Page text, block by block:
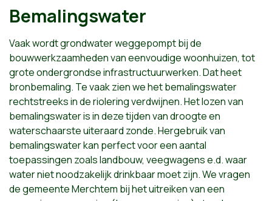
Bemalingswater
Vaak wordt grondwater weggepompt bij de
bouwwerkzaamheden van eenvoudige woonhuizen, tot
grote ondergrondse infrastructuurwerken. Dat heet
bronbemaling. Te vaak zien we het bemalingswater
rechtstreeks in de riolering verdwijnen. Het lozen van
bemalingswater is in deze tijden van droogte en
waterschaarste uiteraard zonde. Hergebruik van
bemalingswater kan perfect voor een aantal
toepassingen zoals landbouw, veegwagens e.d. waar
water niet noodzakelijk drinkbaar moet zijn. We vragen
de gemeente Merchtem bij het uitreiken van een